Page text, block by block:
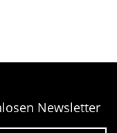
Newsletter